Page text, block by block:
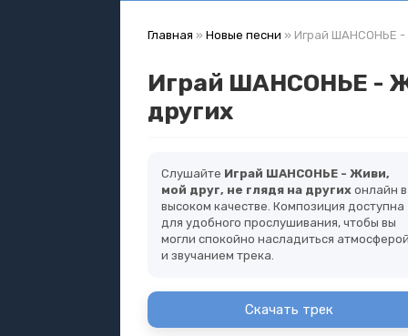
Главная » Новые песни » Играй ШАНСОНЬЕ -
Играй ШАНСОНЬЕ -
других
Слушайте Играй ШАНСОНЬЕ - Живи,
мой друг, не глядя на других онлайн в
высоком качестве. Композиция доступна
для удобного прослушивания, чтобы вы
могли спокойно насладиться атмосферой
и звучанием трека.
Скачать трек